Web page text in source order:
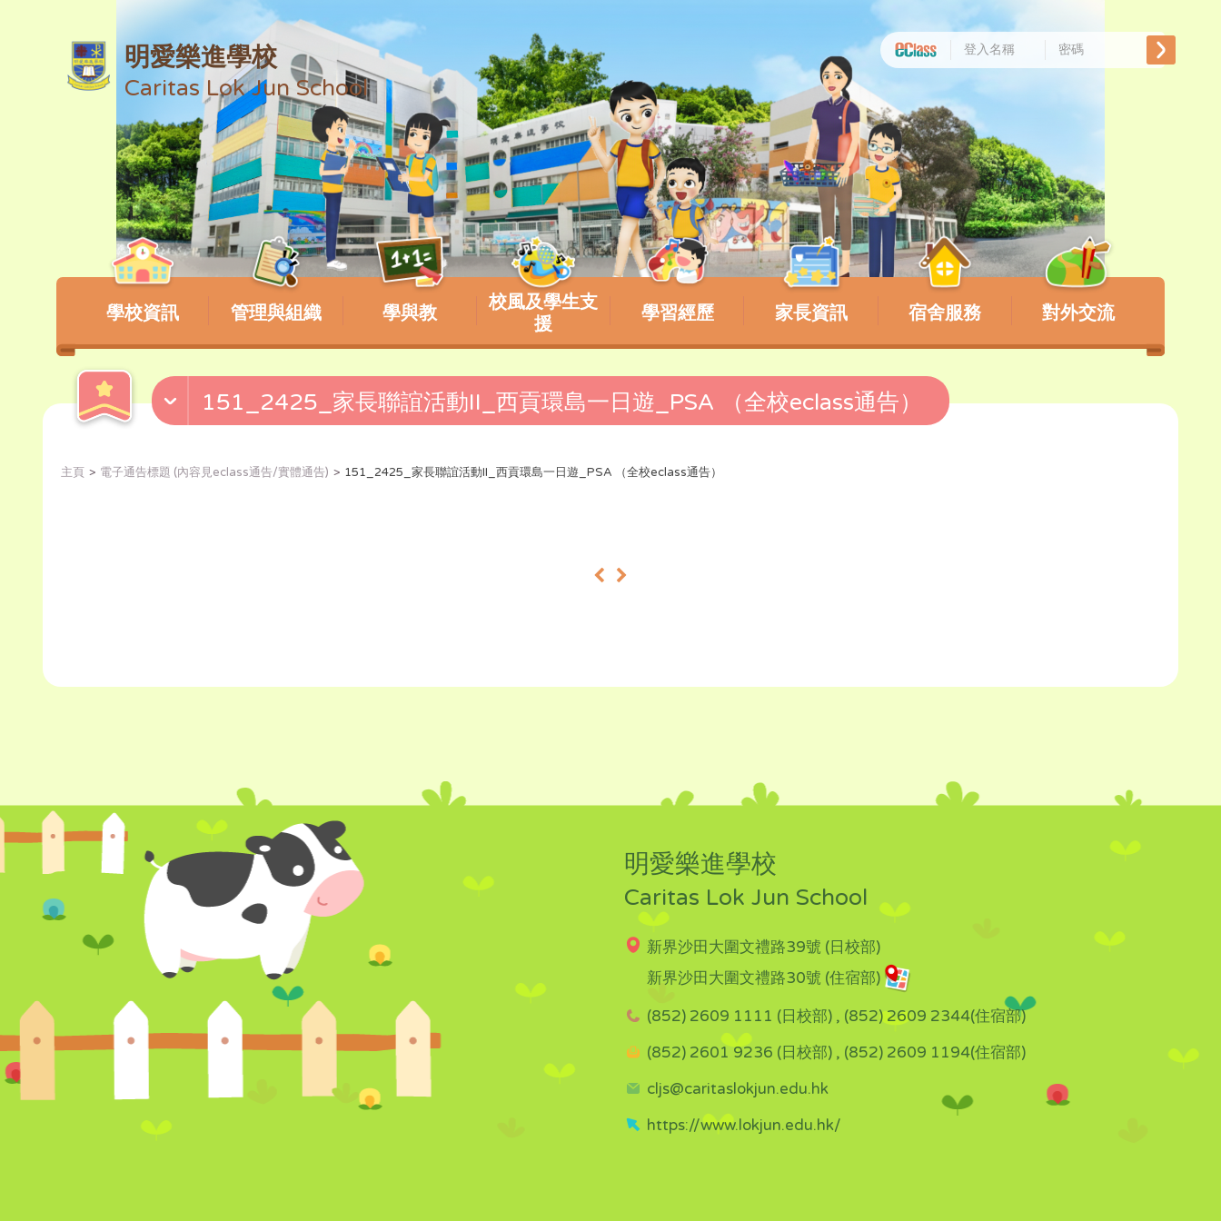
明愛樂進學校
Caritas Lok Jun School
學校資訊 管理與組織 學與教
校風及學生支
援
學習經歷 家長資訊 宿舍服務 對外交流
151_2425_家長聯誼活動II_西貢環島一日遊_PSA （全校eclass通告）
主頁 電子通告標題 (內容見eclass通告/實體通告) 151_2425_家長聯誼活動II_西貢環島一日遊_PSA （全校eclass通告）
« »
明愛樂進學校
Caritas Lok Jun School
新界沙田大圍文禮路39號 (日校部)
新界沙田大圍文禮路30號 (住宿部)
(852) 2609 1111 (日校部) , (852) 2609 2344(住宿部)
(852) 2601 9236 (日校部) , (852) 2609 1194(住宿部)
cljs@caritaslokjun.edu.hk
https://www.lokjun.edu.hk/